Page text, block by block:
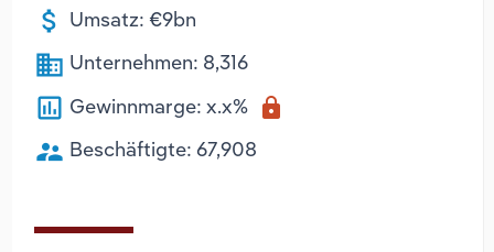
attach_money Umsatz: €9bn
business Unternehmen: 8,316
poll Gewinnmarge: x.x% lock
supervisor_account Beschäftigte: 67,908